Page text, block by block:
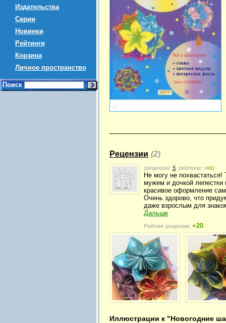
Издательства
Серии
Новинки
Рейтинги
Корзина
Личное пространство
Поиск
Рецензии (2)
(рецензий: 5 , рейтинг: +89)
Не могу не
мужем и дочкой лепестки
красивое оформление
Очень здорово, что
даже взрослым для
Дальше
Рейтинг рецензии: +20
Иллюстрации к "Новогодние